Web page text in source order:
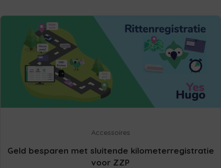
Accessoires
Geld besparen met sluitende kilometerregistratie
voor ZZP